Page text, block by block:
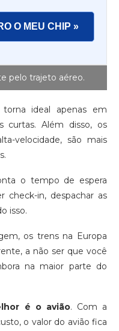
pelo trajeto aéreo.
O MEU CHIP »
ideal apenas em
curtas. Além disso, os
velocidade, são mais
o tempo de espera
check-in, despachar as
isso.
os trens na Europa
a não ser que você
na maior parte do
é o avião. Com a
o valor do avião fica